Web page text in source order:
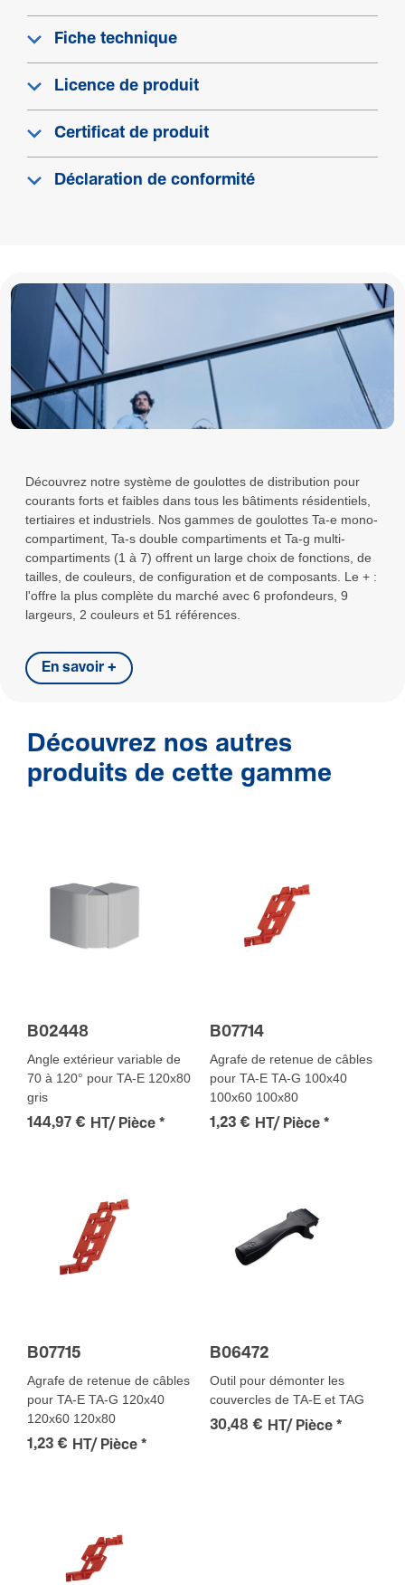
Fiche technique
Licence de produit
Certificat de produit
Déclaration de conformité
Découvrez notre système de goulottes de distribution pour
courants forts et faibles dans tous les bâtiments résidentiels,
tertiaires et industriels. Nos gammes de goulottes Ta-e mono-
compartiment, Ta-s double compartiments et Ta-g multi-
compartiments (1 à 7) offrent un large choix de fonctions, de
tailles, de couleurs, de configuration et de composants. Le + :
l'offre la plus complète du marché avec 6 profondeurs, 9
largeurs, 2 couleurs et 51 références.
En savoir +
Découvrez nos autres
produits de cette gamme
B02448
Angle extérieur variable de
70 à 120° pour TA-E 120x80
gris
144,97 € HT/ Pièce *
B07714
Agrafe de retenue de câbles
pour TA-E TA-G 100x40
100x60 100x80
1,23 € HT/ Pièce *
B07715
Agrafe de retenue de câbles
pour TA-E TA-G 120x40
120x60 120x80
1,23 € HT/ Pièce *
B06472
Outil pour démonter les
couvercles de TA-E et TAG
30,48 € HT/ Pièce *